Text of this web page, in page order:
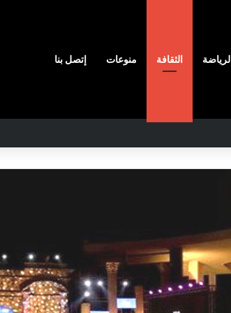
الرياضة الثقافة منوعات إتصل بنا
تستقطب
ثامن
أعراس
المسرح
النسوي